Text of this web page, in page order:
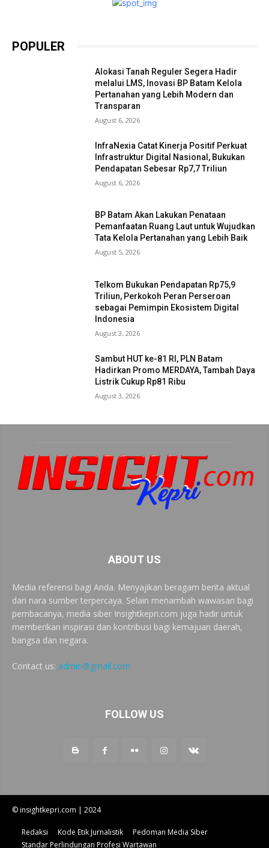
POPULER
Alokasi Tanah Reguler Segera Hadir
melalui LMS, Inovasi BP Batam Kelola
Pertanahan yang Lebih Modern dan
Transparan
August 6, 2026
InfraNexia Catat Kinerja Positif Perkuat
Infrastruktur Digital Nasional, Bukukan
Pendapatan Sebesar Rp7,7 Triliun
August 6, 2026
BP Batam Akan Lakukan Penataan
Pemanfaatan Ruang Laut untuk Wujudkan
Tata Kelola Pertanahan yang Lebih Baik
August 5, 2026
Telkom Bukukan Pendapatan Rp75,9
Triliun, Perkokoh Peran Perseroan
sebagai Pemimpin Ekosistem Digital
Indonesia
August 3, 2026
Sambut HUT ke-81 RI, PLN Batam
Hadirkan Promo MERDAYA, Tambah Daya
Listrik Cukup Rp81 Ribu
August 3, 2026
ABOUT US
Media referensi bagi Anda. Menyajikan beragam berita aktual
dari nara sumber terpercaya. Selain menambah wawasan bagi
pembacanya, media siber Insightkepri.com juga hadir untuk
memberikan inspirasi dan kontribusi bagi kemajuan daerah,
bangsa dan negara.
Contact us: admin@gmail.com
FOLLOW US
© insightkepri.com | 2024
Redaksi Kode Etik Jurnalistik
Pedoman Media Siber
Standar Perlindungan Profesi Wartawan